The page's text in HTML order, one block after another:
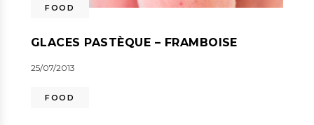
FOOD
GLACES PASTÈQUE – FRAMBOISE
25/07/2013
FOOD